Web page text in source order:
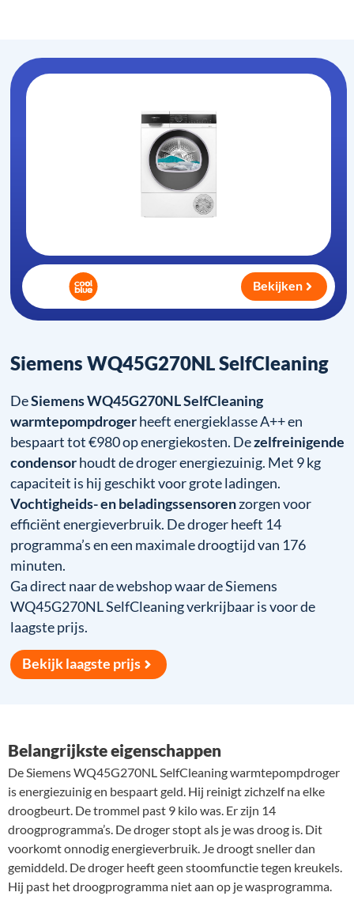
Siemens WQ45G270NL SelfCleaning
DeSiemens WQ45G270NL SelfCleaning
warmtepompdrogerheeft energieklasse A++ en
bespaart tot €980 op energiekosten. Dezelfreinigende
condensorhoudt de droger energiezuinig. Met 9 kg
capaciteit is hij geschikt voor grote ladingen.
Vochtigheids- en beladingssensorenzorgen voor
efficiënt energieverbruik. De droger heeft 14
programma’s en een maximale droogtijd van 176
minuten.
Ga direct naar de webshop waar de Siemens
WQ45G270NL SelfCleaning verkrijbaar is voor de
laagste prijs.
Bekijk laagste prijs
Bekijken
Belangrijkste eigenschappen
De Siemens WQ45G270NL SelfCleaning warmtepompdroger
is energiezuinig en bespaart geld. Hij reinigt zichzelf na elke
droogbeurt. De trommel past 9 kilo was. Er zijn 14
droogprogramma’s. De droger stopt als je was droog is. Dit
voorkomt onnodig energieverbruik. Je droogt sneller dan
gemiddeld. De droger heeft geen stoomfunctie tegen kreukels.
Hij past het droogprogramma niet aan op je wasprogramma.